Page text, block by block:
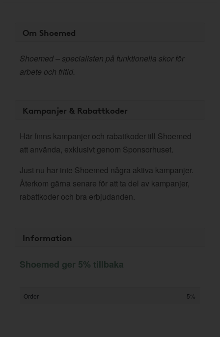
Om Shoemed
Shoemed – specialisten på funktionella skor för
arbete och fritid.
Kampanjer & Rabattkoder
Här finns kampanjer och rabattkoder till Shoemed
att använda, exklusivt genom Sponsorhuset.
Just nu har inte Shoemed några aktiva kampanjer.
Återkom gärna senare för att ta del av kampanjer,
rabattkoder och bra erbjudanden.
Information
Shoemed ger 5% tillbaka
Order 5%